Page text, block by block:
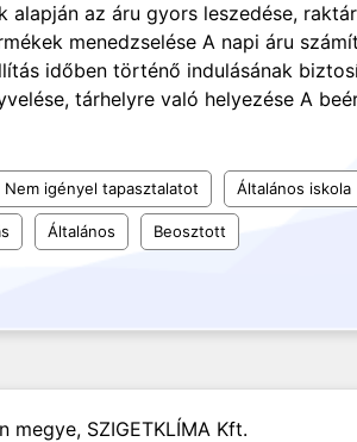
alapján az áru gyors leszedése,
menedzselése A napi áru
időben történő indulásának
tárhelyre való helyezése A
Nem igényel tapasztalatot Általános iskola
Általános Beosztott
megye, SZIGETKLÍMA Kft.